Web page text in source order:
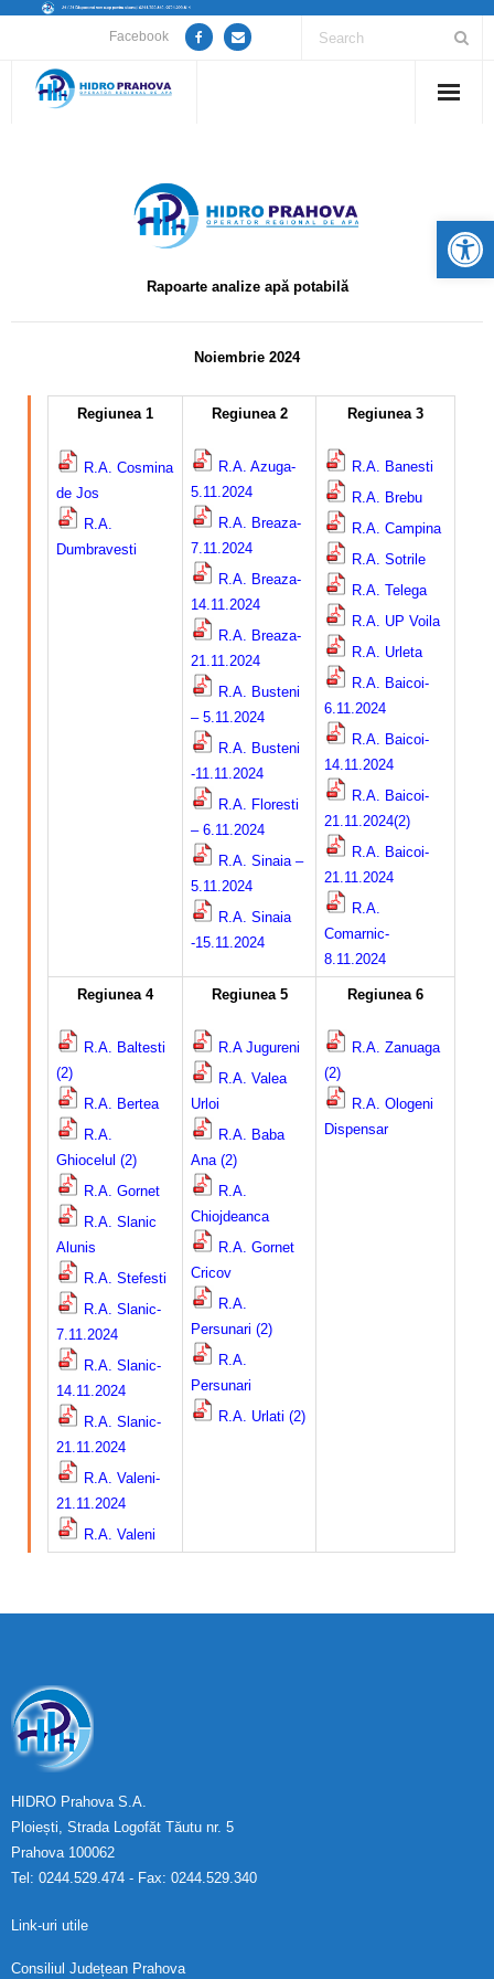
Facebook
Anunțuri lucrări / opriri apă
Guvernanță Corporativă
Informații de interes public
Calitatea apei
Comunicare
Rapoarte analize apă potabilă
Noiembrie 2024
Regiunea 1
R.A. Cosmina
de Jos
R.A.
Dumbravesti
Regiunea 2
R.A. Azuga-
5.11.2024
R.A. Breaza-
7.11.2024
R.A. Breaza-
14.11.2024
R.A. Breaza-
21.11.2024
R.A. Busteni
– 5.11.2024
R.A. Busteni
-11.11.2024
R.A. Floresti
– 6.11.2024
R.A. Sinaia –
5.11.2024
R.A. Sinaia
-15.11.2024
Regiunea 3
R.A. Banesti
R.A. Brebu
R.A. Campina
R.A. Sotrile
R.A. Telega
R.A. UP Voila
R.A. Urleta
R.A. Baicoi-
6.11.2024
R.A. Baicoi-
14.11.2024
R.A. Baicoi-
21.11.2024(2)
R.A. Baicoi-
21.11.2024
R.A.
Comarnic-
8.11.2024
Regiunea 4
R.A. Baltesti
(2)
R.A. Bertea
R.A.
Ghiocelul (2)
R.A. Gornet
R.A. Slanic
Alunis
R.A. Stefesti
R.A. Slanic-
7.11.2024
R.A. Slanic-
14.11.2024
R.A. Slanic-
21.11.2024
R.A. Valeni-
21.11.2024
R.A. Valeni
Regiunea 5
R.A Jugureni
R.A. Valea
Urloi
R.A. Baba
Ana (2)
R.A.
Chiojdeanca
R.A. Gornet
Cricov
R.A.
Persunari (2)
R.A.
Persunari
R.A. Urlati (2)
Regiunea 6
R.A. Zanuaga
(2)
R.A. Ologeni
Dispensar
HIDRO Prahova S.A.
Ploiești, Strada Logofăt Tăutu nr. 5
Prahova 100062
Tel: 0244.529.474 - Fax: 0244.529.340
Link-uri utile
Consiliul Județean Prahova